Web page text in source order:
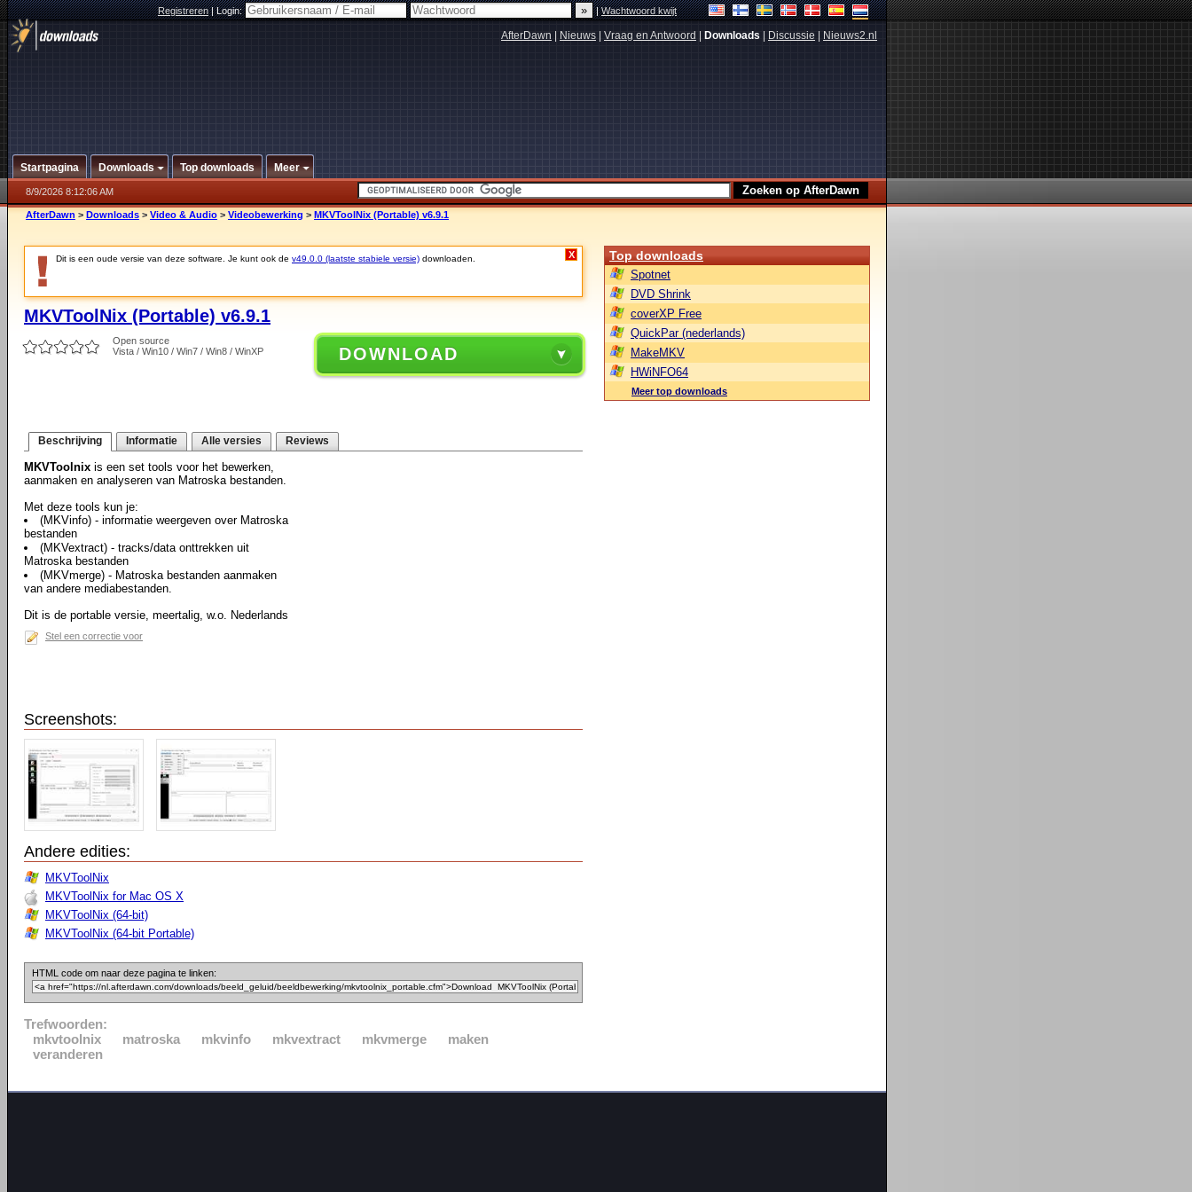
Registreren|Login: |Wachtwoord kwijt
AfterDawn Nieuws Vraag en Antwoord Downloads Discussie Nieuws2.nl
Startpagina Downloads Top downloads Meer
8/9/2026 8:12:06 AM
AfterDawn > Downloads > Video & Audio > Videobewerking > MKVToolNix (Portable) v6.9.1
Dit is een oude versie van deze software. Je kunt ook de v49.0.0 (laatste stabiele versie) downloaden. X
MKVToolNix (Portable) v6.9.1
Open source
Vista / Win10 / Win7 / Win8 / WinXP
DOWNLOAD
Beschrijving Informatie Alle versies Reviews
MKVToolnix is een set tools voor het bewerken,
aanmaken en analyseren van Matroska bestanden.
Met deze tools kun je:
(MKVinfo) - informatie weergeven over Matroska
bestanden
(MKVextract) - tracks/data onttrekken uit
Matroska bestanden
(MKVmerge) - Matroska bestanden aanmaken
van andere mediabestanden.
Dit is de portable versie, meertalig, w.o. Nederlands
Stel een correctie voor
Screenshots:
Andere edities:
MKVToolNix
MKVToolNix for Mac OS X
MKVToolNix (64-bit)
MKVToolNix (64-bit Portable)
HTML code om naar deze pagina te linken:
Trefwoorden:
mkvtoolnix
matroska mkvinfo mkvextract mkvmerge
maken
veranderen
Top downloads
Spotnet
DVD Shrink
coverXP Free
QuickPar (nederlands)
MakeMKV
HWiNFO64
Meer top downloads